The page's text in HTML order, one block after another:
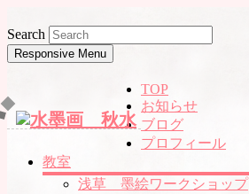
Search
Responsive Menu
TOP
お知らせ
ブログ
プロフィール
教室
浅草 墨絵ワークショップ